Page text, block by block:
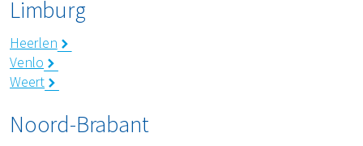
Restafval
Vertrouwelijk papier
Limburg
Heerlen
Venlo
Weert
Noord-Brabant